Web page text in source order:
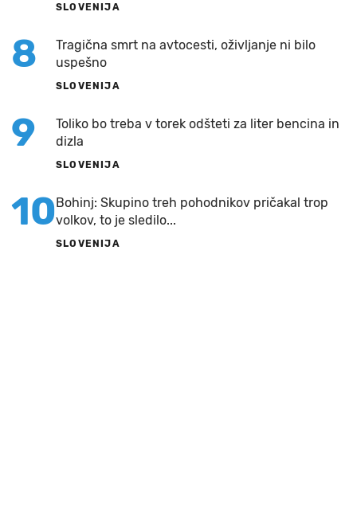
SLOVENIJA
8
Tragična smrt na avtocesti, oživljanje ni bilo
uspešno
SLOVENIJA
9
Toliko bo treba v torek odšteti za liter bencina in
dizla
SLOVENIJA
10Bohinj: Skupino treh pohodnikov pričakal trop
volkov, to je sledilo...
SLOVENIJA